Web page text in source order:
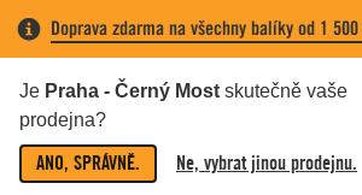
Doprava zdarma na všechny balíky od 1 500
Je Praha - Černý Most skutečně vaše
prodejna?
ANO, SPRÁVNĚ. Ne, vybrat jinou prodejnu.